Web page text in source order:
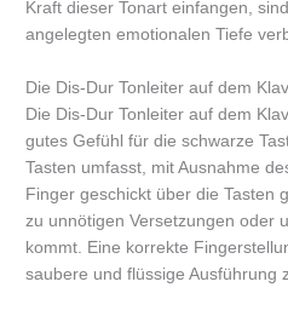
Kraft dieser Tonart einfangen,
angelegten emotionalen Tiefe
Die Dis-Dur Tonleiter auf dem
Die Dis-Dur Tonleiter auf dem
gutes Gefühl für die schwarze
Tasten umfasst, mit Ausnahme
Finger geschickt über die Tasten
zu unnötigen Versetzungen oder
kommt. Eine korrekte
saubere und flüssige Ausführung